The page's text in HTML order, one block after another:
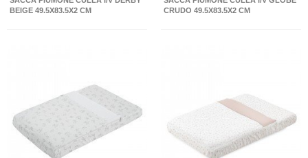
BEIGE 49.5X83.5X2 CM
CRUDO 49.5X83.5X2 CM